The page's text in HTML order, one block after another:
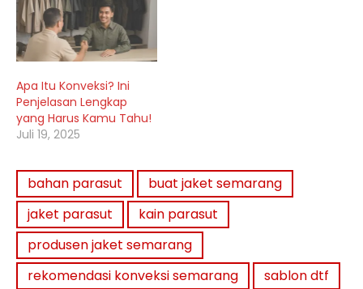
Apa Itu Konveksi? Ini
Penjelasan Lengkap
yang Harus Kamu Tahu!
Juli 19, 2025
bahan parasut
buat jaket semarang
jaket parasut
kain parasut
produsen jaket semarang
rekomendasi konveksi semarang
sablon dtf